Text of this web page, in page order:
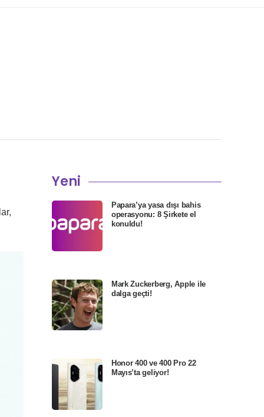
Yeni
Papara’ya yasa dışı bahis
operasyonu: 8 Şirkete el
konuldu!
Mark Zuckerberg, Apple ile
dalga geçti!
Honor 400 ve 400 Pro 22
Mayıs’ta geliyor!